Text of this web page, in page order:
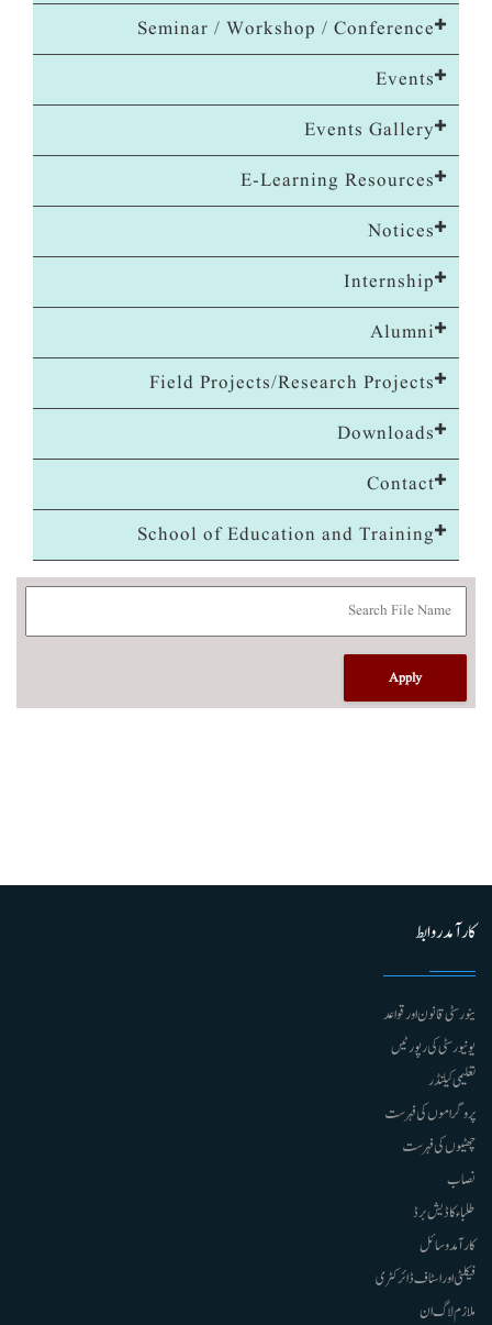
Seminar / Workshop / Conference
Events
Events Gallery
E-Learning Resources
Notices
Internship
Alumni
Field Projects/Research Projects
Downloads
Contact
School of Education and Training
کارآمد روابط
ینورسٹی قانون اور قواعد
یونیورسٹی کی رپورٹیں
تعلیمی کیلنڈر
پروگراموں کی فہرست
چھٹیوں کی فہرست
نصاب
طلباء کا ڈیش برڈ
کارآمد وسائل
فیکلٹی اور اسٹاف ڈائرکٹری
ملازم لاگ ان